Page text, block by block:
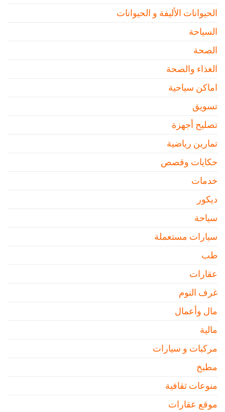
الحيوانات الأليفة و الحيوانات
السياحة
الصحة
الغذاء والصحة
اماكن سياحية
تسويق
تصليح أجهزة
تمارين رياضية
حكايات وقصص
خدمات
ديكور
سياحة
سيارات مستعملة
طب
عقارات
غرف النوم
مال وأعمال
مالية
مركبات و سيارات
مطبخ
منوعات ثقافية
موقع عقارات